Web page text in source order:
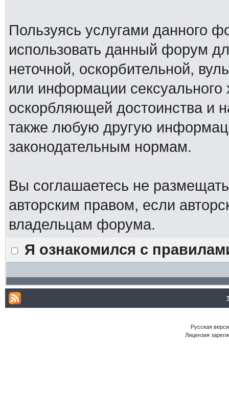
Пользуясь услугами данного
использовать данный форум
неточной, оскорбительной,
или информации
оскорбляющей достоинства и
также любую другую
законодательным нормам.
Вы соглашаетесь не
авторским правом, если
владельцам форума.
Я ознакомился с
Русская
Лицензия